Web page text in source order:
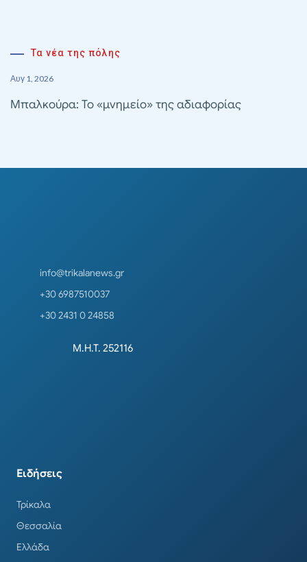
Τα νέα της πόλης
Αυγ 1, 2026
Μπαλκούρα: Το «μνημείο» της αδιαφορίας
info@trikalanews.gr
+30 6987510037
+30 2431 0 24858
Μ.Η.Τ. 252116
Ειδήσεις
Τρίκαλα
Θεσσαλία
Ελλάδα